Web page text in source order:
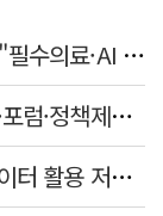
대구경북 의료계-국회 복지위 한자리…"필수의료·AI 바이오 협력 강화"
양산 전역서 양성평등주간 행사… 공연·포럼·정책제안 잇따라
해양 공공데이터 개방 확대…부산항 데이터 활용 저변 넓힌다